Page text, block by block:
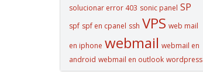
solucionar error 403 sonic panel SP
spf spf en cpanel ssh VPS web mail
en iphone webmail webmail en
android webmail en outlook wordpress